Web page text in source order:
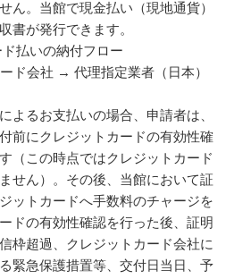
ん。当館で現金払い（現地通貨）
書が発行できます。
払いの納付フロー
ド会社 → 代理指定業者（日本）
るお支払いの場合、申請者は、
前にクレジットカードの有効性確
（この時点ではクレジットカード
せん）。その後、当館において証
ットカードへ手数料のチャージを
ドの有効性確認を行った後、証明
枠超過、クレジットカード会社に
緊急保護措置等、交付日当日、予